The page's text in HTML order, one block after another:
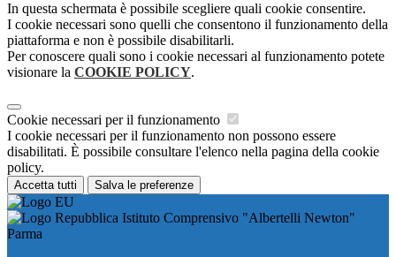
In questa schermata è possibile scegliere quali cookie consentire.
I cookie necessari sono quelli che consentono il funzionamento della
piattaforma e non è possibile disabilitarli.
Per conoscere quali sono i cookie necessari al funzionamento potete
visionare la COOKIE POLICY.
Cookie necessari per il funzionamento
I cookie necessari per il funzionamento non possono essere
disabilitati. È possibile consultare l'elenco nella pagina della cookie
policy.
Accetta tutti Salva le preferenze
Istituto Comprensivo "Albertelli Newton"
Parma